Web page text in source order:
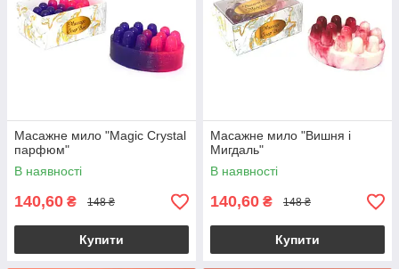
Масажне мило "Magic Crystal
парфюм"
В наявності
140,60 ₴ 148 ₴
Купити
Масажне мило "Вишня і
Мигдаль"
В наявності
140,60 ₴ 148 ₴
Купити